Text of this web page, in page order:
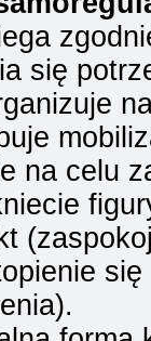
się
na celu
się